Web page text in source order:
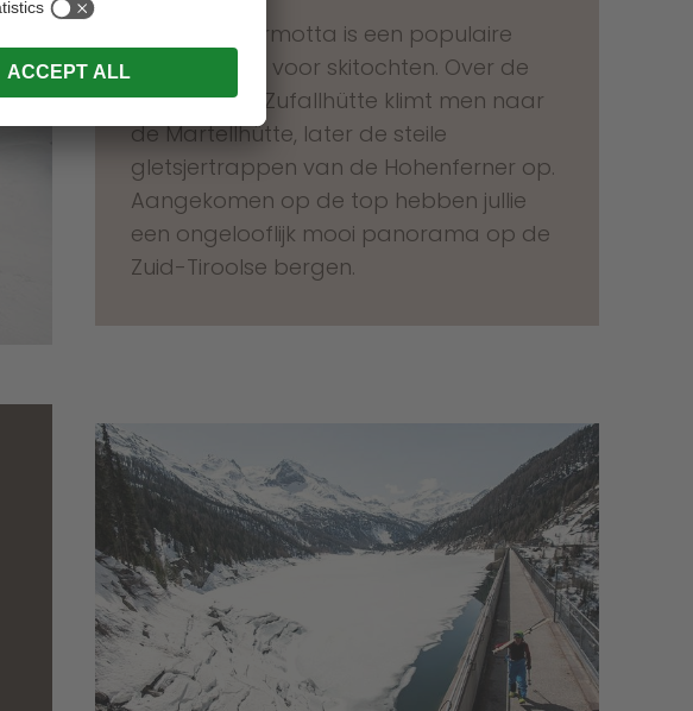
De Cima Marmotta is een populaire
bestemming voor skitochten. Over de
weg van de Zufallhütte klimt men naar
de Martellhütte, later de steile
gletsjertrappen van de Hohenferner op.
Aangekomen op de top hebben jullie
een ongelooflijk mooi panorama op de
Zuid-Tiroolse bergen.